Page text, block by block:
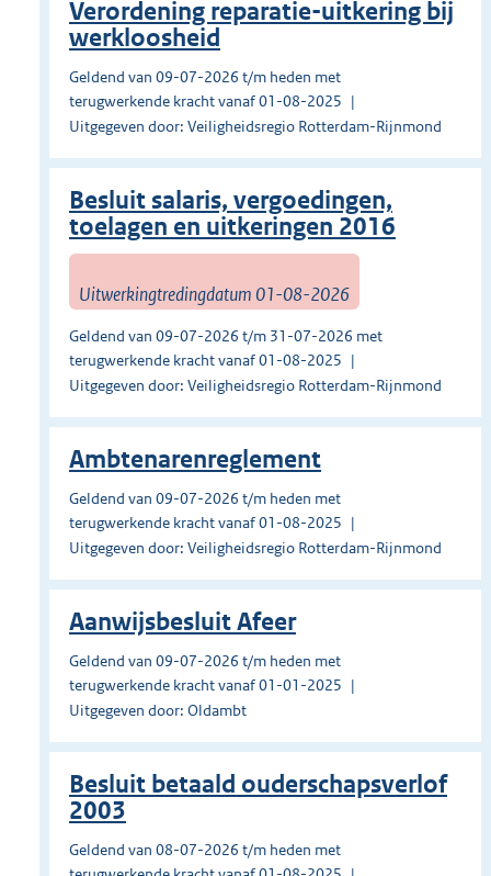
Verordening reparatie-uitkering bij
werkloosheid
Geldend van 09-07-2026 t/m heden met
terugwerkende kracht vanaf 01-08-2025
Uitgegeven door: Veiligheidsregio Rotterdam-Rijnmond
Besluit salaris, vergoedingen,
toelagen en uitkeringen 2016
Uitwerkingtredingdatum 01-08-2026
Geldend van 09-07-2026 t/m 31-07-2026 met
terugwerkende kracht vanaf 01-08-2025
Uitgegeven door: Veiligheidsregio Rotterdam-Rijnmond
Ambtenarenreglement
Geldend van 09-07-2026 t/m heden met
terugwerkende kracht vanaf 01-08-2025
Uitgegeven door: Veiligheidsregio Rotterdam-Rijnmond
Aanwijsbesluit Afeer
Geldend van 09-07-2026 t/m heden met
terugwerkende kracht vanaf 01-01-2025
Uitgegeven door: Oldambt
Besluit betaald ouderschapsverlof
2003
Geldend van 08-07-2026 t/m heden met